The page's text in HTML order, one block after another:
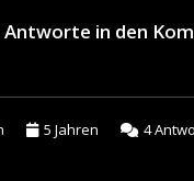
in den
5 Jahren 4